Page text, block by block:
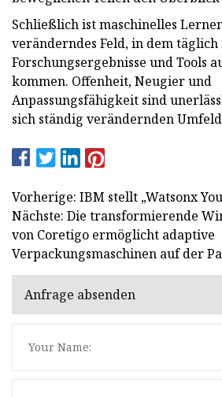
Schließlich ist maschinelles
veränderndes Feld, in dem täglich
Forschungsergebnisse und Tools
kommen. Offenheit, Neugier und
Anpassungsfähigkeit sind
sich ständig verändernden
Vorherige: IBM stellt „Watsonx
Nächste: Die transformierende
von Coretigo ermöglicht adaptive
Verpackungsmaschinen auf der
Anfrage absenden